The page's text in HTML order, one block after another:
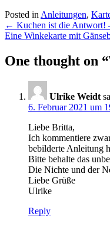
Posted in Anleitungen,
Post
navigation
← Kuchen ist die Antwort!
Eine Winkekarte mit
One thought on “
Ulrike Weidt
6. Februar 2021 um
Liebe Britta,
Ich kommentiere
bebilderte Anleitung
Bitte behalte das
Die Nichte und der
Liebe Grüße
Ulrike
Reply